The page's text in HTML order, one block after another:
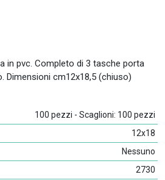
in pvc. Completo di 3 tasche porta
Dimensioni cm12x18,5 (chiuso)
100 pezzi - Scaglioni: 100 pezzi
12x18
Nessuno
2730